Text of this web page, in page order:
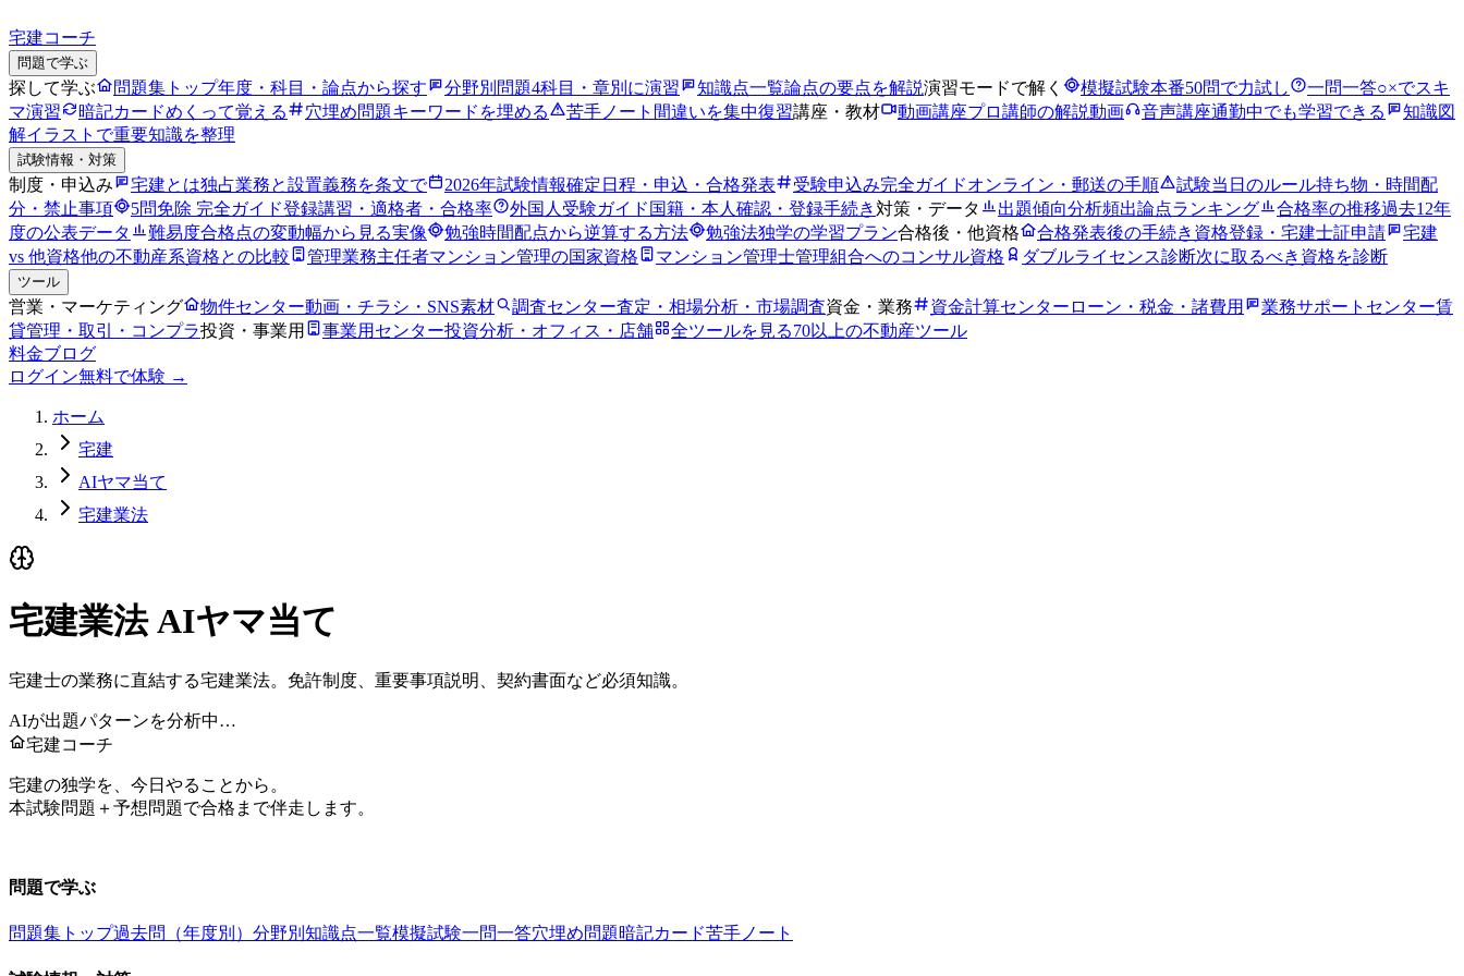
宅建コーチ
問題で学ぶ
探して学ぶ 問題集トップ年度・科目・論点から探す 分野別問題4科目・章別に演習 知識点一覧論点の要点を解説演習モードで解く 模擬試験本番50問で力試し 一問一答○×でスキ
マ演習
暗記カードめくって覚える 穴埋め問題キーワードを埋める 苦手ノート 間違いを集中復習講座・教材 動画講座プロ講師の解説動画 音声講座通勤中でも学習できる
知識図
解イラストで重要知識を整理
試験情報・対策
制度・申込み 宅建とは独占業務と設置義務を条文で 2026年試験情報確定日程・申込・合格発表 受験申込み完全ガイドオンライン・郵送の手順 試験当日のルール持ち物・時間配
分・禁止事項
5問免除 完全ガイド登録講習・適格者・合格率 外国人受験ガイド 国籍・本人確認・登録手続き対策・データ 出題傾向分析頻出論点ランキング 合格率の推移過去12年
度の公表データ
難易度合格点の変動幅から見る実像 勉強時間配点から逆算する方法 勉強法独学の学習プラン合格後・他資格 合格発表後の手続き 資格登録・宅建士証申請
宅建
vs 他資格他の不動産系資格との比較 管理業務主任者マンション管理の国家資格 マンション管理士管理組合へのコンサル資格 ダブルライセンス診断次に取るべき資格を診断
ツール
営業・マーケティング 物件センター動画・チラシ・SNS素材 調査センター査定・相場分析・市場調査資金・業務 資金計算センター ローン・税金・諸費用 業務サポートセンター賃
貸管理・取引・コンプラ投資・事業用 事業用センター投資分析・オフィス・店舗 全ツールを見る70以上の不動産ツール
料金ブログ
ログイン無料で体験 →
ホーム
宅建
AIヤマ当て
宅建業法
宅建業法AIヤマ当て
宅建士の業務に直結する宅建業法。免許制度、重要事項説明、契約書面など必須知識。
AIが出題パターンを分析中…
宅建コーチ
宅建の独学を、今日やることから。
本試験問題＋予想問題で合格まで伴走します。
問題で学ぶ
問題集トップ過去問（年度別） 分野別 知識点一覧模擬試験一問一答穴埋め問題暗記カード苦手ノート